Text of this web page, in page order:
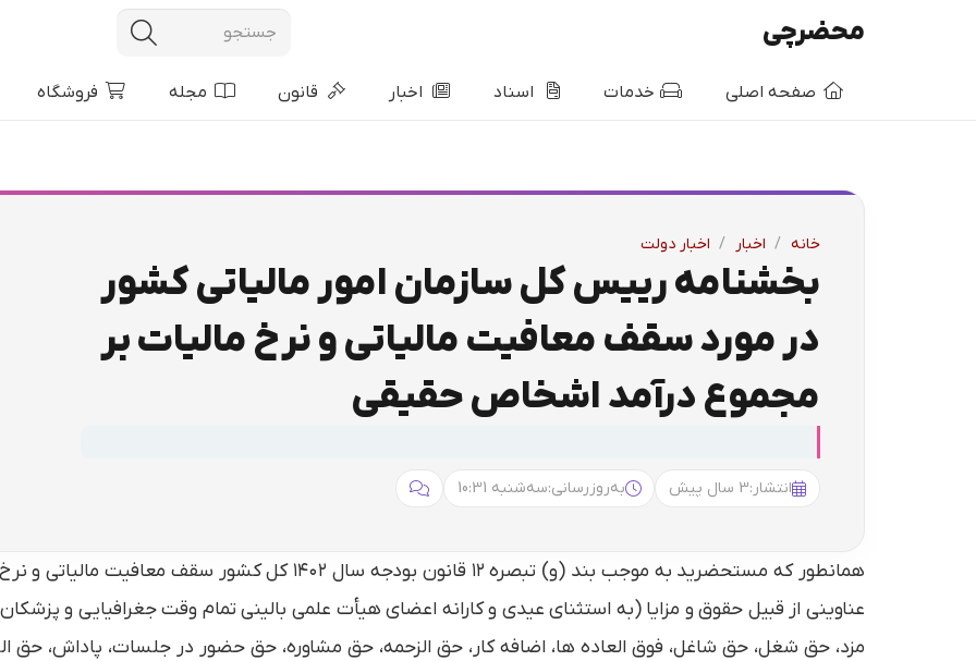
محضرچی
صفحه اصلی خدمات اسناد اخبار قانون مجله فروشگاه
خانه / اخبار / اخبار دولت
بخشنامه رییس کل سازمان امور مالیاتی کشور
در مورد سقف معافیت مالیاتی و نرخ مالیات بر
مجموع درآمد اشخاص حقیقی
انتشار:3 سال پیش به‌روزرسانی:سه‌شنبه 10:31
همانطور که مستحضرید به موجب بند (و) تبصره ۱۲ قانون بودجه
عناوینی از قبیل حقوق و مزایا (به استثنای عیدی و کارانه اعضای هیأت علمی بالینی تمام وقت جغرافیایی و
مزد، حق شغل، حق شاغل، فوق العاده ها، اضافه کار، حق الزحمه، حق مشاوره، حق حضور در جلسات، پاداش، حق